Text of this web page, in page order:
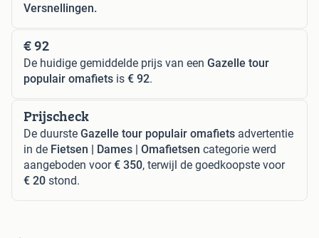
Versnellingen.
€ 92
De huidige gemiddelde prijs van een Gazelle tour
populair omafiets is € 92.
Prijscheck
De duurste Gazelle tour populair omafiets advertentie
in de Fietsen | Dames | Omafietsen categorie werd
aangeboden voor€ 350, terwijl de goedkoopste voor
€ 20 stond.